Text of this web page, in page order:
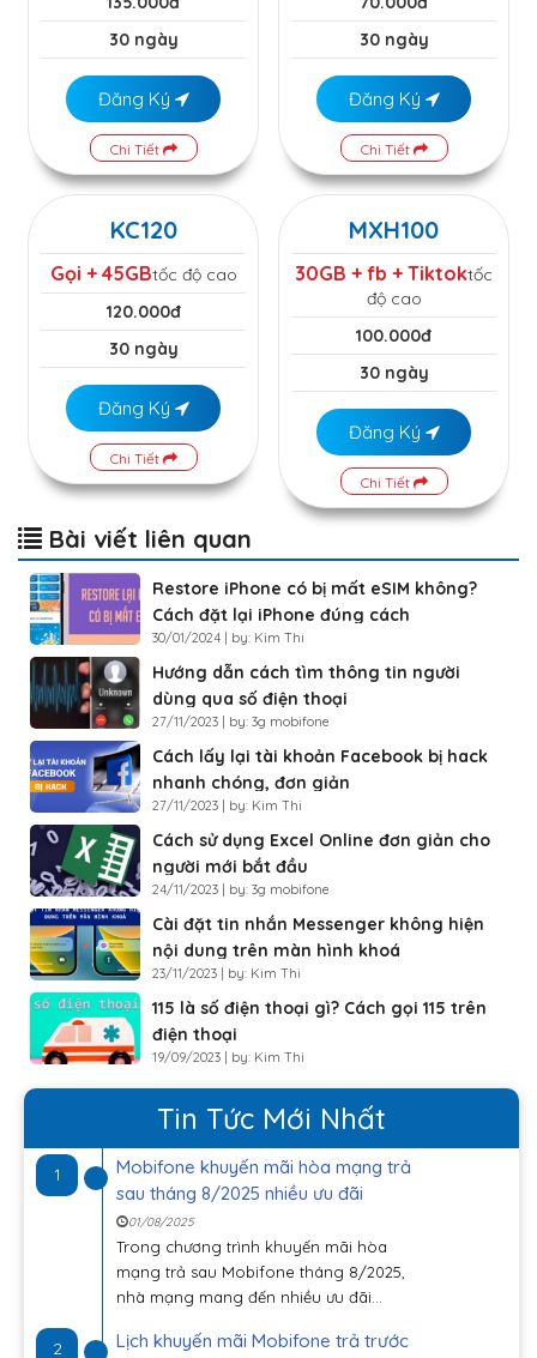
30 ngày
Đăng Ký
Chi Tiết
30 ngày
Đăng Ký
Chi Tiết
KC120
Gọi + 45GBtốc độ cao
120.000đ
30 ngày
Đăng Ký
Chi Tiết
MXH100
30GB + fb + Tiktoktốc
độ cao
100.000đ
30 ngày
Đăng Ký
Chi Tiết
Bài viết liên quan
Restore iPhone có bị mất eSIM không?
Cách đặt lại iPhone đúng cách
30/01/2024 | by: Kim Thi
Hướng dẫn cách tìm thông tin người
dùng qua số điện thoại
27/11/2023 | by: 3g mobifone
Cách lấy lại tài khoản Facebook bị hack
nhanh chóng, đơn giản
27/11/2023 | by: Kim Thi
Cách sử dụng Excel Online đơn giản cho
người mới bắt đầu
24/11/2023 | by: 3g mobifone
Cài đặt tin nhắn Messenger không hiện
nội dung trên màn hình khoá
23/11/2023 | by: Kim Thi
115 là số điện thoại gì? Cách gọi 115 trên
điện thoại
19/09/2023 | by: Kim Thi
Tin Tức Mới Nhất
1
Mobifone khuyến mãi hòa mạng trả
sau tháng 8/2025 nhiều ưu đãi
01/08/2025
Trong chương trình khuyến mãi hòa
mạng trả sau Mobifone tháng 8/2025,
nhà mạng mang đến nhiều ưu đãi...
2
Lịch khuyến mãi Mobifone trả trước